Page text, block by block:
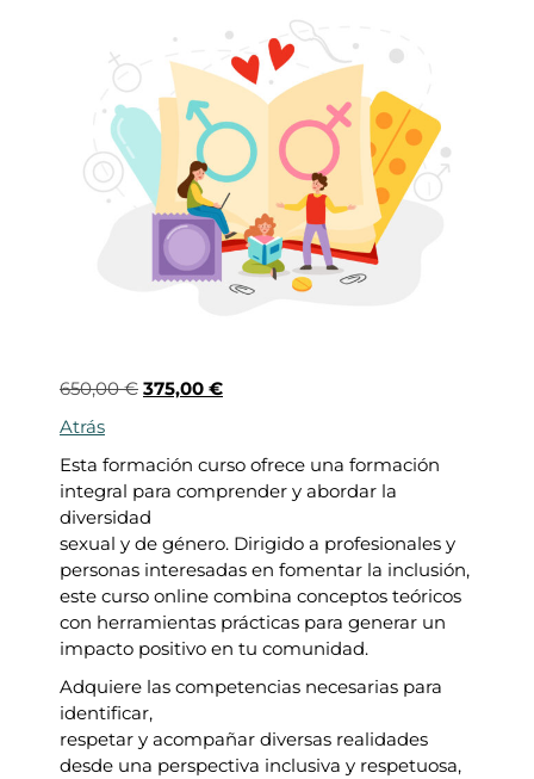
650,00€ E
r
e
c
i
o
o
r
i
g
n
a
375,00 €E
r
e
i
o
a
c
t
e
Atrás
Esta formación curso ofrece una formación
integral para comprender y abordar la
diversidad
sexual y de género. Dirigido a profesionales y
personas interesadas en fomentar la inclusión,
este curso online combina conceptos teóricos
con herramientas prácticas para generar un
impacto positivo en tu comunidad.
Adquiere las competencias necesarias para
identificar,
respetar y acompañar diversas realidades
desde una perspectiva inclusiva y respetuosa,